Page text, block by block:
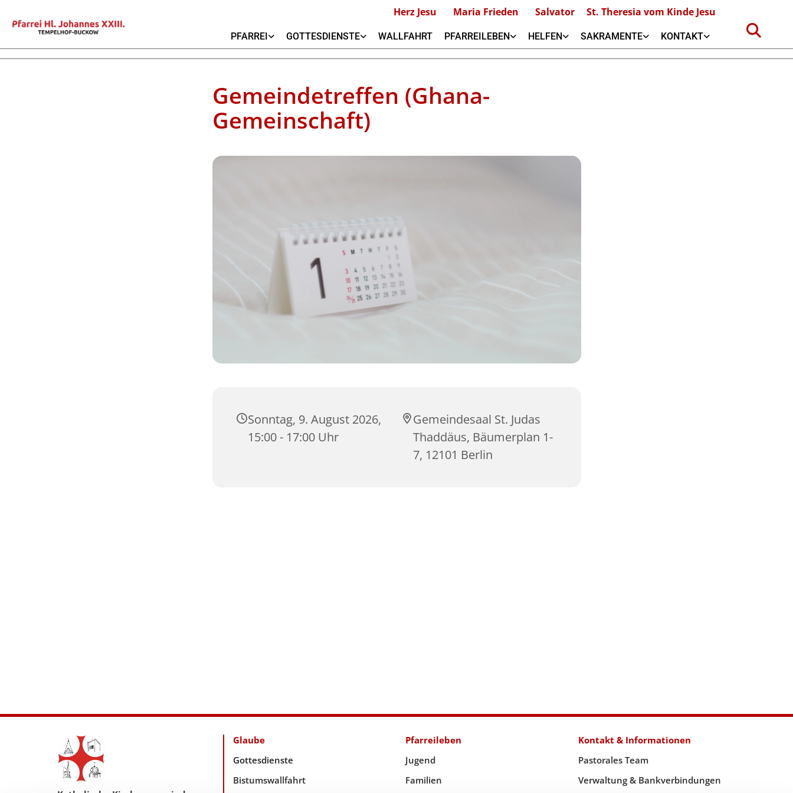
Herz Jesu Maria Frieden Salvator St. Theresia vom Kinde Jesu
PFARREI GOTTESDIENSTE WALLFAHRT PFARREILEBEN HELFEN SAKRAMENTE KONTAKT
Gemeindetreffen (Ghana-
Gemeinschaft)
Sonntag, 9. August 2026,
15:00 - 17:00 Uhr
Gemeindesaal St. Judas
Thaddäus, Bäumerplan 1-
7, 12101 Berlin
Glaube
Gottesdienste
Bistumswallfahrt
Pfarreileben
Jugend
Familien
Kontakt & Informationen
Pastorales Team
Verwaltung & Bankverbindungen